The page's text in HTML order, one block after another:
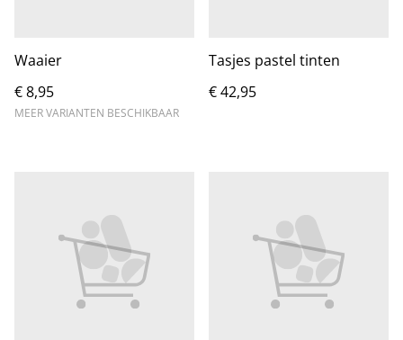
Waaier
€ 8,95
MEER VARIANTEN BESCHIKBAAR
Tasjes pastel tinten
€ 42,95